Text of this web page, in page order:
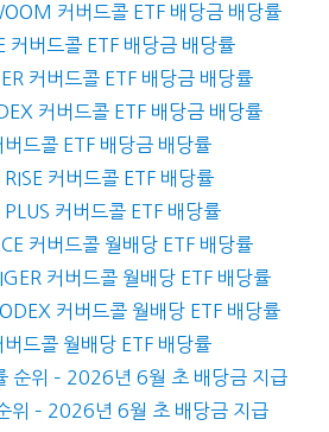
커버드콜 ETF 배당금 배당률
버드콜 ETF 배당금 배당률
커버드콜 ETF 배당금 배당률
커버드콜 ETF 배당금 배당률
드콜 ETF 배당금 배당률
커버드콜 ETF 배당률
커버드콜 ETF 배당률
커버드콜 월배당 ETF 배당률
커버드콜 월배당 ETF 배당률
커버드콜 월배당 ETF 배당률
드콜 월배당 ETF 배당률
순위 – 2026년 6월 초 배당금 지급
위 – 2026년 6월 초 배당금 지급